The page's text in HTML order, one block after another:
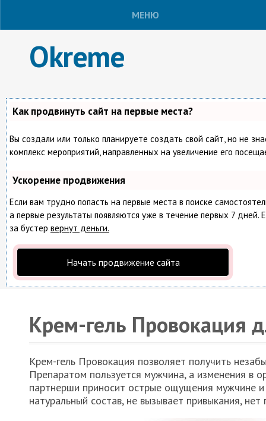
МЕНЮ
Okreme
Как продвинуть сайт на первые места?
Вы создали или только планируете создать свой сайт, но не
комплекс мероприятий, направленных на увеличение его
Ускорение продвижения
Если вам трудно попасть на первые места в поиске
а первые результаты появляются уже в течение первых 7
за бустер вернут деньги.
Начать продвижение сайта
Крем-гель Провокация
Крем-гель Провокация позволяет получить
Препаратом пользуется мужчина, а изменения в
партнерши приносит острые ощущения мужчине
натуральный состав, не вызывает привыкания,